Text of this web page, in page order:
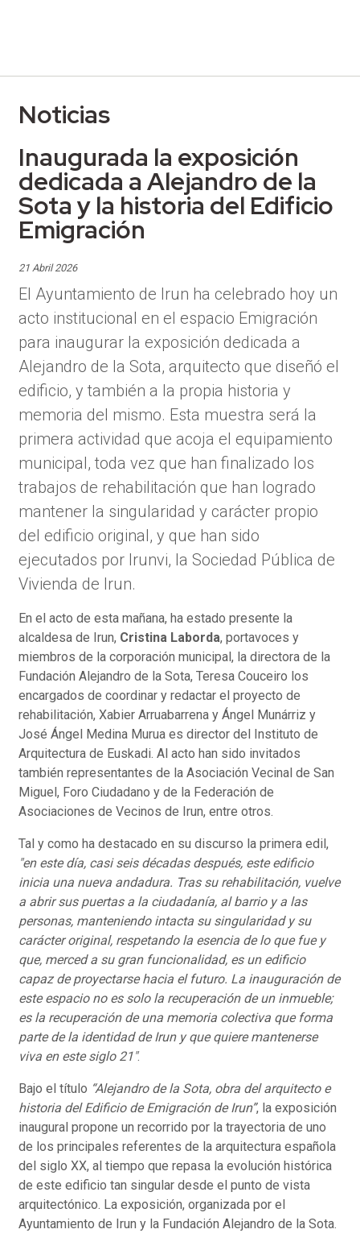
Noticias
Inaugurada la exposición
dedicada a Alejandro de la
Sota y la historia del Edificio
Emigración
21 Abril 2026
El Ayuntamiento de Irun ha celebrado hoy un
acto institucional en el espacio Emigración
para inaugurar la exposición dedicada a
Alejandro de la Sota, arquitecto que diseñó el
edificio, y también a la propia historia y
memoria del mismo. Esta muestra será la
primera actividad que acoja el equipamiento
municipal, toda vez que han finalizado los
trabajos de rehabilitación que han logrado
mantener la singularidad y carácter propio
del edificio original, y que han sido
ejecutados por Irunvi, la Sociedad Pública de
Vivienda de Irun.
En el acto de esta mañana, ha estado presente la
alcaldesa de Irun, Cristina Laborda, portavoces y
miembros de la corporación municipal, la directora de la
Fundación Alejandro de la Sota, Teresa Couceiro los
encargados de coordinar y redactar el proyecto de
rehabilitación, Xabier Arruabarrena y Ángel Munárriz y
José Ángel Medina Murua es director del Instituto de
Arquitectura de Euskadi. Al acto han sido invitados
también representantes de la Asociación Vecinal de San
Miguel, Foro Ciudadano y de la Federación de
Asociaciones de Vecinos de Irun, entre otros.
Tal y como ha destacado en su discurso la primera edil,
"en este día, casi seis décadas después, este edificio
inicia una nueva andadura. Tras su rehabilitación, vuelve
a abrir sus puertas a la ciudadanía, al barrio y a las
personas, manteniendo intacta su singularidad y su
carácter original, respetando la esencia de lo que fue y
que, merced a su gran funcionalidad, es un edificio
capaz de proyectarse hacia el futuro. La inauguración de
este espacio no es solo la recuperación de un inmueble;
es la recuperación de una memoria colectiva que forma
parte de la identidad de Irun y que quiere mantenerse
viva en este siglo 21".
Bajo el título “Alejandro de la Sota, obra del arquitecto e
historia del Edificio de Emigración de Irun”, la exposición
inaugural propone un recorrido por la trayectoria de uno
de los principales referentes de la arquitectura española
del siglo XX, al tiempo que repasa la evolución histórica
de este edificio tan singular desde el punto de vista
arquitectónico. La exposición, organizada por el
Ayuntamiento de Irun y la Fundación Alejandro de la Sota.